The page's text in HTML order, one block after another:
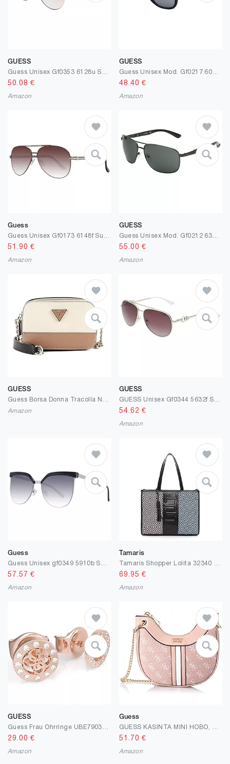
GUESS
50.08 €
Amazon
GUESS
48.40 €
Amazon
Guess
51.90 €
Amazon
GUESS
55.00 €
Amazon
GUESS
Amazon
GUESS
54.62 €
Amazon
Guess
57.57 €
Amazon
Tamaris
69.95 €
Amazon
GUESS
29.00 €
Amazon
Guess
51.70 €
Amazon